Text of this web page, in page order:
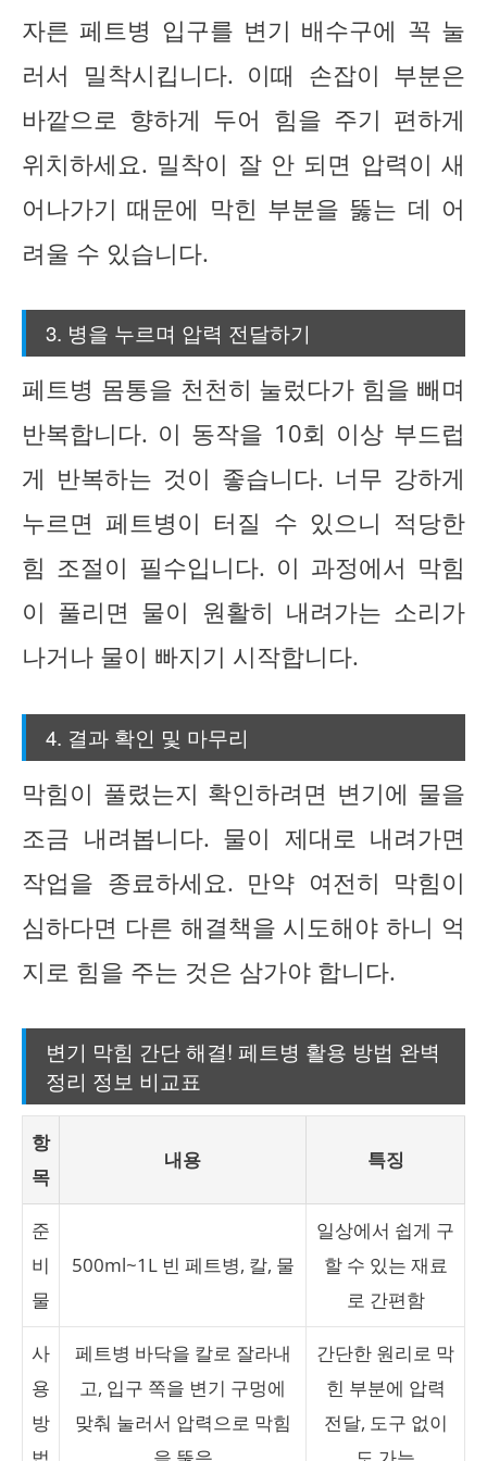
자른 페트병 입구를 변기 배수구에 꼭 눌
러서 밀착시킵니다. 이때 손잡이 부분은
바깥으로 향하게 두어 힘을 주기 편하게
위치하세요. 밀착이 잘 안 되면 압력이 새
어나가기 때문에 막힌 부분을 뚫는 데 어
려울 수 있습니다.
3. 병을 누르며 압력 전달하기
페트병 몸통을 천천히 눌렀다가 힘을 빼며
반복합니다. 이 동작을 10회 이상 부드럽
게 반복하는 것이 좋습니다. 너무 강하게
누르면 페트병이 터질 수 있으니 적당한
힘 조절이 필수입니다. 이 과정에서 막힘
이 풀리면 물이 원활히 내려가는 소리가
나거나 물이 빠지기 시작합니다.
4. 결과 확인 및 마무리
막힘이 풀렸는지 확인하려면 변기에 물을
조금 내려봅니다. 물이 제대로 내려가면
작업을 종료하세요. 만약 여전히 막힘이
심하다면 다른 해결책을 시도해야 하니 억
지로 힘을 주는 것은 삼가야 합니다.
변기 막힘 간단 해결! 페트병 활용 방법 완벽
정리 정보 비교표
항
목
내용 특징
준
비
물
500ml~1L 빈 페트병, 칼, 물
일상에서 쉽게 구
할 수 있는 재료
로 간편함
사
용
방
페트병 바닥을 칼로 잘라내
고, 입구 쪽을 변기 구멍에
맞춰 눌러서 압력으로 막힘
간단한 원리로 막
힌 부분에 압력
전달, 도구 없이